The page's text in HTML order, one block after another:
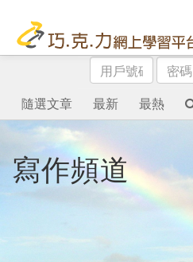
用
戶
號
碼
密
碼
隨選文章
最新 最熱
寫作頻道